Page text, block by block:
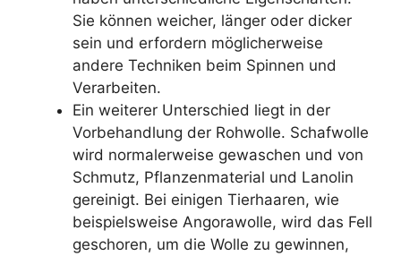
Sie können weicher, länger oder dicker
sein und erfordern möglicherweise
andere Techniken beim Spinnen und
Verarbeiten.
Ein weiterer Unterschied liegt in der
Vorbehandlung der Rohwolle. Schafwolle
wird normalerweise gewaschen und von
Schmutz, Pflanzenmaterial und Lanolin
gereinigt. Bei einigen Tierhaaren, wie
beispielsweise Angorawolle, wird das Fell
geschoren, um die Wolle zu gewinnen,